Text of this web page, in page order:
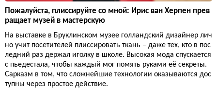
Пожалуйста, плиссируйте со мной: Ирис ван Херпен прев
ращает музей в мастерскую
На выставке в Бруклинском музее голландский дизайнер лич
но учит посетителей плиссировать ткань – даже тех, кто в пос
ледний раз держал иголку в школе. Высокая мода спускается
с пьедестала, чтобы каждый мог помять руками её секреты.
Сарказм в том, что сложнейшие технологии оказываются дос
тупны через простое действие.